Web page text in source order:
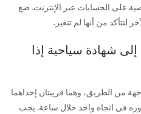
على الحسابات عبر الإنترنت. ضع
من أنها لم تتغير.
شهادة سياحية إذا
من الطريق، وهما قريبتان إحداهما
في اتجاه واحد خلال ساعة. يجب